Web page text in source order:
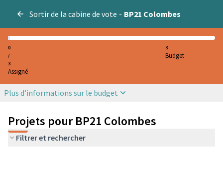
Sortir de la cabine de vote - BP21 Colombes
0
/
3
Assigné
3
Budget
Plus d'informations sur le budget
Projets pour BP21 Colombes
Filtrer et rechercher